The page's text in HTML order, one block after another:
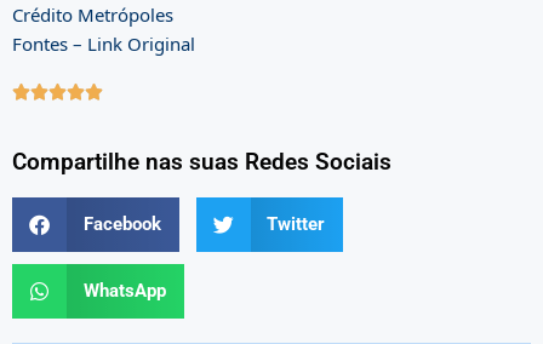
Crédito Metrópoles
Fontes – Link Original

Compartilhe nas suas Redes Sociais
Facebook Twitter
WhatsApp